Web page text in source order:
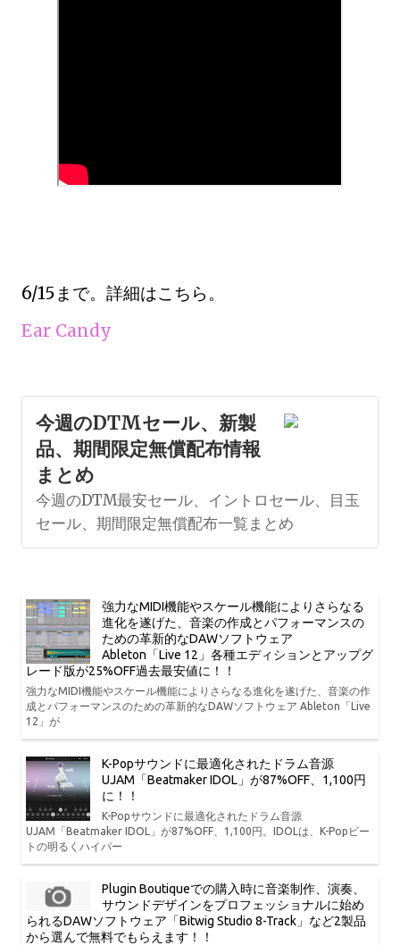
6/15まで。詳細はこちら。
Ear Candy
今週のDTMセール、新製
品、期間限定無償配布情報
まとめ
今週のDTM最安セール、イントロセール、目玉
セール、期間限定無償配布一覧まとめ
強力なMIDI機能やスケール機能によりさらなる
進化を遂げた、音楽の作成とパフォーマンスの
ための革新的なDAWソフトウェア
Ableton「Live 12」各種エディションとアップグ
レード版が25%OFF過去最安値に！！
強力なMIDI機能やスケール機能によりさらなる進化を遂げた、音楽の作
成とパフォーマンスのための革新的なDAWソフトウェア Ableton「Live
12」が
K-Popサウンドに最適化されたドラム音源
UJAM「Beatmaker IDOL」が87%OFF、1,100円
に！！
K-Popサウンドに最適化されたドラム音源
UJAM「Beatmaker IDOL」が87%OFF、1,100円。IDOLは、K-Popビー
トの明るくハイパー
Plugin Boutiqueでの購入時に音楽制作、演奏、
サウンドデザインをプロフェッショナルに始め
られるDAWソフトウェア「Bitwig Studio 8-Track」など2製品
から選んで無料でもらえます！！